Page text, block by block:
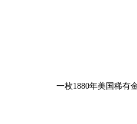
一枚1880年美国稀有